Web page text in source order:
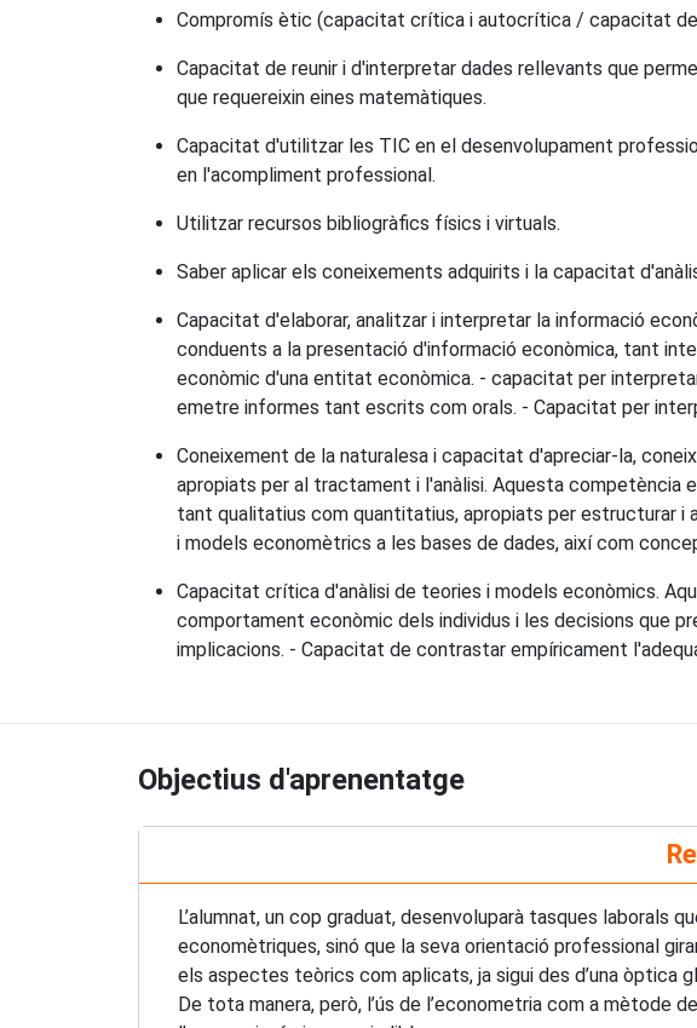
Compromís ètic (capacitat crítica i autocrítica / capacitat
Capacitat de reunir i d'interpretar dades rellevants que
que requereixin eines matemàtiques.
Capacitat d'utilitzar les TIC en el desenvolupament
en l'acompliment professional.
Utilitzar recursos bibliogràfics físics i virtuals.
Saber aplicar els coneixements adquirits i la capacitat
Capacitat d'elaborar, analitzar i interpretar la informació
conduents a la presentació d'informació econòmica, tant
econòmic d'una entitat econòmica. - capacitat per
emetre informes tant escrits com orals. - Capacitat per
Coneixement de la naturalesa i capacitat d'apreciar-la,
apropiats per al tractament i l'anàlisi. Aquesta
tant qualitatius com quantitatius, apropiats per estructurar i
i models economètrics a les bases de dades, així com
Capacitat crítica d'anàlisi de teories i models econòmics.
comportament econòmic dels individus i les decisions que
implicacions. - Capacitat de contrastar empíricament
Objectius d'aprenentatge
L’alumnat, un cop graduat, desenvoluparà tasques laborals
economètriques, sinó que la seva orientació professional
els aspectes teòrics com aplicats, ja sigui des d’una òptica
De tota manera, però, l’ús de l’econometria com a mètode